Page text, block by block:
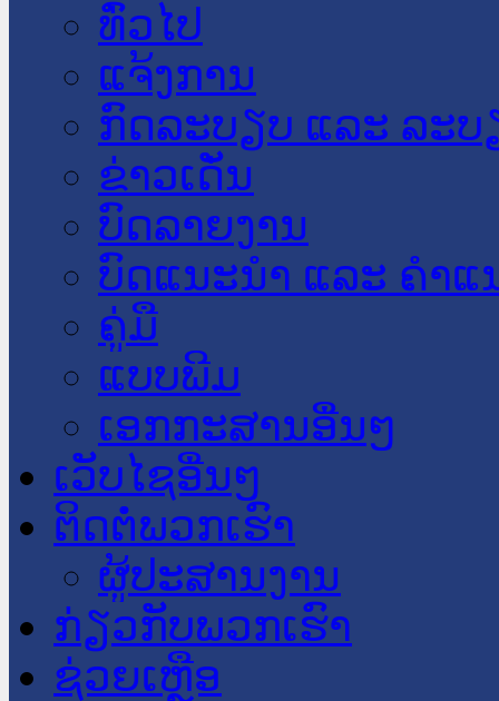
​ທົ່ວ​ໄປ
ແຈ້ງການ
ກົດລະບຽບ ແລະ ລະບ
ຂ່າວເດັ່ນ
ບົດລາຍງານ
ບົດແນະນໍາ ແລະ ຄໍາແ
ຄູ່ມື
ແບບພີມ
ເອກກະສານອື່ນໆ
ເວັບໄຊອື່ນໆ
ຕິດຕໍ່ພວກເຮົາ
ຜູ້ປະສານງານ
ກ່ຽວກັບພວກເຮົາ
ຊ່ວຍເຫຼືອ